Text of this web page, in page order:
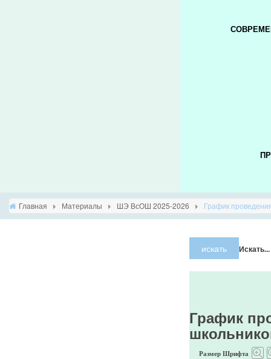
Главная Материалы ШЭ ВсОШ 2025-2026 График
искать Искать...
График
Размер Шрифта